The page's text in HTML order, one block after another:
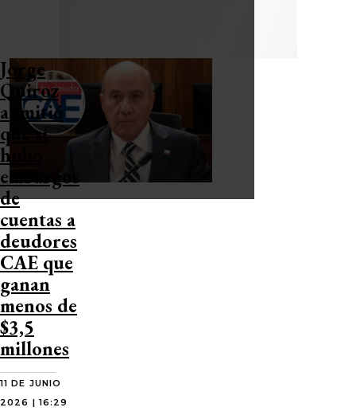
Jorge
Quiroz
admitió
que sí
hubo
embargos
de
cuentas a
deudores
CAE que
ganan
menos de
$3,5
millones
11 DE JUNIO
2026 | 16:29